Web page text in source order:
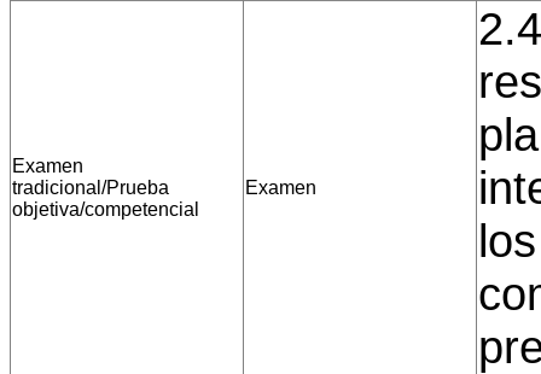
Examen
tradicional/Prueba
objetiva/competencial
Examen